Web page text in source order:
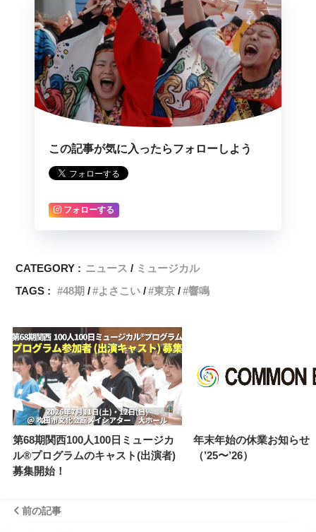
この記事が気に入ったらフォローしよう
フォローする
CATEGORY : ニュース
ミュージカル
TAGS :
48期 よさこい 東京 響鳴
第68期関西100人100日ミュージカ
ル®︎プログラムのキャスト(出演者)
募集開始！
年末年始の休業お知らせ
（’25〜’26）
前の記事